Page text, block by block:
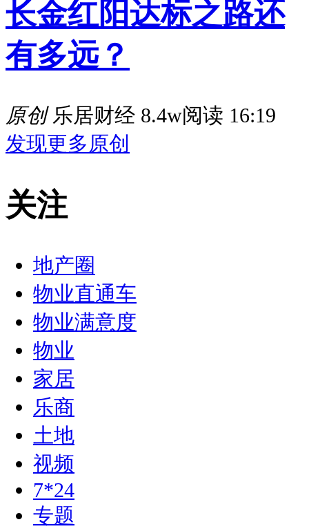
长金红阳达标之路还
有多远？
原创 乐居财经 8.4w阅读 16:19
发现更多原创
关注
地产圈
物业直通车
物业满意度
物业
家居
乐商
土地
视频
7*24
专题